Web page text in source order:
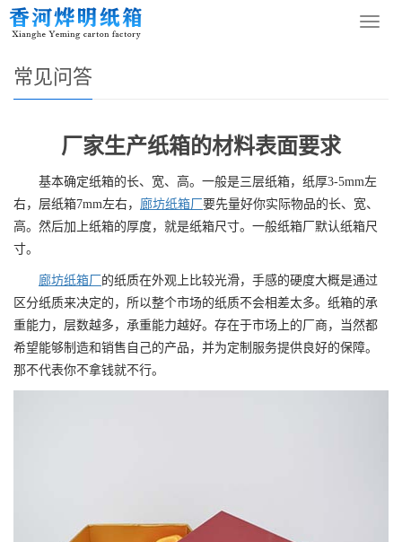
导
您的位置： 网站首页
常见问答
厂家生产纸箱的材料表面要求
基本确定纸箱的长、宽、高。一般是三层纸箱，纸厚3-5mm左
右，层纸箱7mm左右， 廊坊纸箱厂 要先量好你实际物品的长、宽、
高。然后加上纸箱的厚度，就是纸箱尺寸。一般纸箱厂默认纸箱尺
寸。
廊坊纸箱厂 的纸质在外观上比较光滑，手感的硬度大概是通过
区分纸质来决定的，所以整个市场的纸质不会相差太多。纸箱的承
重能力，层数越多，承重能力越好。存在于市场上的厂商，当然都
希望能够制造和销售自己的产品，并为定制服务提供良好的保障。
那不代表你不拿钱就不行。